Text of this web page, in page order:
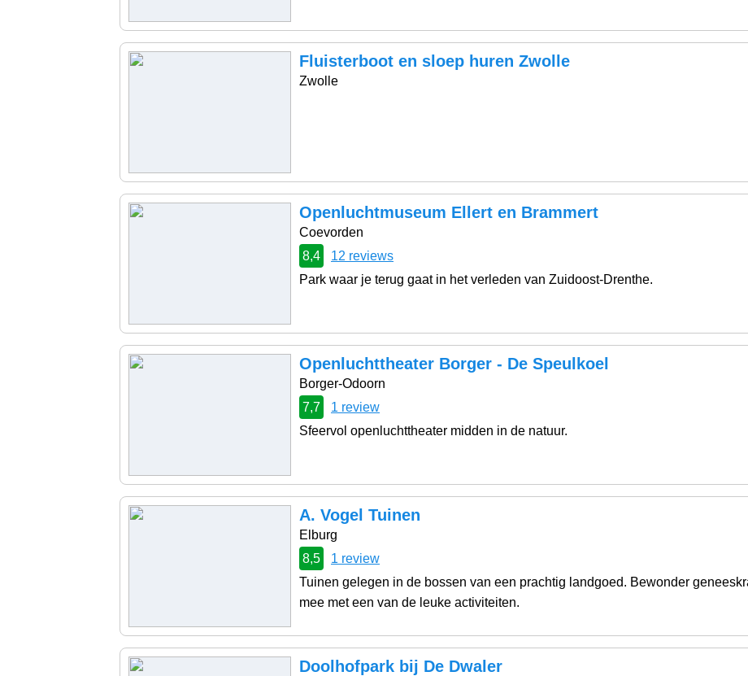
Fluisterboot en sloep huren Zwolle
Zwolle
Openluchtmuseum Ellert en Brammert
Coevorden
8,4
12 reviews
Park waar je terug gaat in het verleden van Zuidoost-Drenthe.
Openluchttheater Borger - De Speulkoel
Borger-Odoorn
7,7
1 review
Sfeervol openluchttheater midden in de natuur.
A. Vogel Tuinen
Elburg
8,5
1 review
Tuinen gelegen in de bossen van een prachtig landgoed. Bewonder
mee met een van de leuke activiteiten.
Doolhofpark bij De Dwaler